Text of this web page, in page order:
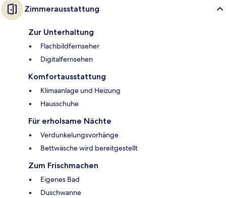
Zimmerausstattung
Zur Unterhaltung
Flachbildfernseher
Digitalfernsehen
Komfortausstattung
Klimaanlage und Heizung
Hausschuhe
Für erholsame Nächte
Verdunkelungsvorhänge
Bettwäsche wird bereitgestellt
Zum Frischmachen
Eigenes Bad
Duschwanne